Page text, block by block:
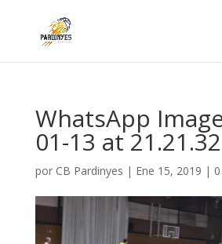
WhatsApp
01-13 at 21.21.32
por CB Pardinyes | Ene 15, 2019 |